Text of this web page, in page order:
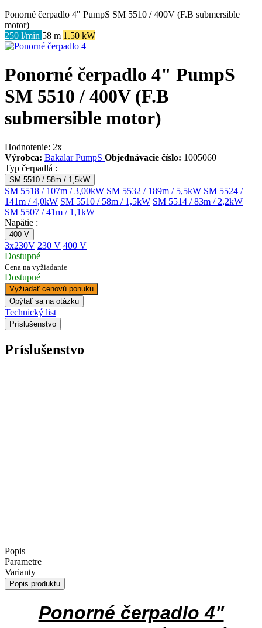
Ponorné čerpadlo 4" PumpS SM 5510 / 400V (F.B submersible
motor)
250 l/min 58 m 1.50 kW
Ponorné čerpadlo 4" PumpS
SM 5510 / 400V (F.B
submersible motor)
Hodnotenie: 2x
Výrobca: Bakalar PumpS Objednávacie číslo: 1005060
Typ čerpadlá :
SM 5510 / 58m / 1,5kW
SM 5518 / 107m / 3,00kW SM 5532 / 189m / 5,5kW SM 5524 /
141m / 4,0kW SM 5510 / 58m / 1,5kW SM 5514 / 83m / 2,2kW
SM 5507 / 41m / 1,1kW
Napätie :
400 V
3x230V 230 V 400 V
Dostupné
Cena na vyžiadanie
Dostupné
Vyžiadať cenovú ponuku
Opýtať sa na otázku
Technický list
Príslušenstvo
Príslušenstvo
Popis
Parametre
Varianty
Popis produktu
Ponorné čerpadlo 4"